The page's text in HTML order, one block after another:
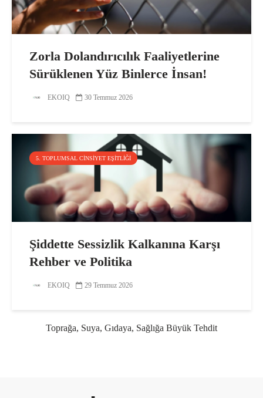
Zorla Dolandırıcılık Faaliyetlerine
Sürüklenen Yüz Binlerce İnsan!
EKOIQ 30 Temmuz 2026
5. TOPLUMSAL CINSIYET EŞITLIĞI
Şiddette Sessizlik Kalkanına Karşı
Rehber ve Politika
EKOIQ 29 Temmuz 2026
Toprağa, Suya, Gıdaya, Sağlığa Büyük Tehdit